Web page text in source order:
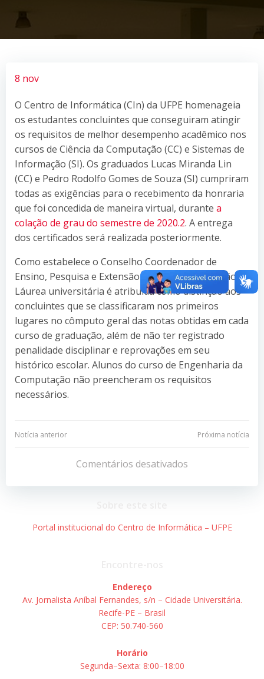
8 nov
O Centro de Informática (CIn) da UFPE homenageia
os estudantes concluintes que conseguiram atingir
os requisitos de melhor desempenho acadêmico nos
cursos de Ciência da Computação (CC) e Sistemas de
Informação (SI). Os graduados Lucas Miranda Lin
(CC) e Pedro Rodolfo Gomes de Souza (SI) cumpriram
todas as exigências para o recebimento da honraria
que foi concedida de maneira virtual, durante a
colação de grau do semestre de 2020.2. A entrega
dos certificados será realizada posteriormente.
Como estabelece o Conselho Coordenador de
Ensino, Pesquisa e Extensão da UFPE, a concessão da
Láurea universitária é atribuída como distinção aos
concluintes que se classificaram nos primeiros
lugares no cômputo geral das notas obtidas em cada
curso de graduação, além de não ter registrado
penalidade disciplinar e reprovações em seu
histórico escolar. Alunos do curso de Engenharia da
Computação não preencheram os requisitos
necessários.
Navegação
Post
Notícia anterior
Navegação
de
Post
Próxima notícia
Comentários desativados
Portal institucional do Centro de Informática – UFPE
Endereço
Av. Jornalista Aníbal Fernandes, s/n – Cidade Universitária.
Recife-PE – Brasil
CEP: 50.740-560
Horário
Segunda–Sexta: 8:00–18:00